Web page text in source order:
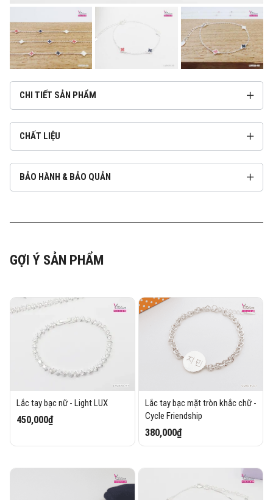
CHI TIẾT SẢN PHẨM
CHẤT LIỆU
BẢO HÀNH & BẢO QUẢN
GỢI Ý SẢN PHẨM
Lắc tay bạc nữ - Light LUX
450,000₫
Lắc tay bạc mặt tròn khắc chữ -
Cycle Friendship
380,000₫